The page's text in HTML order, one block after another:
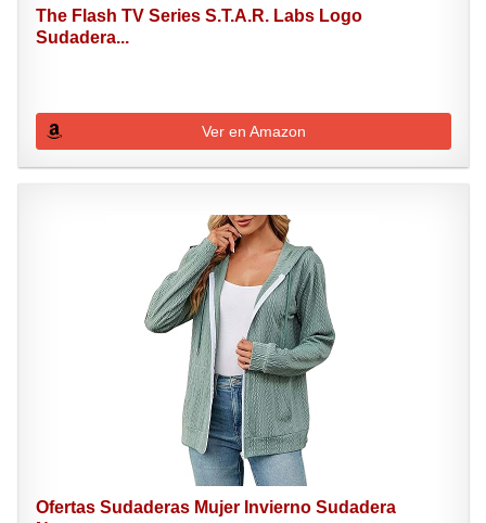
The Flash TV Series S.T.A.R. Labs Logo
Sudadera...
Ver en Amazon
Ofertas Sudaderas Mujer Invierno Sudadera